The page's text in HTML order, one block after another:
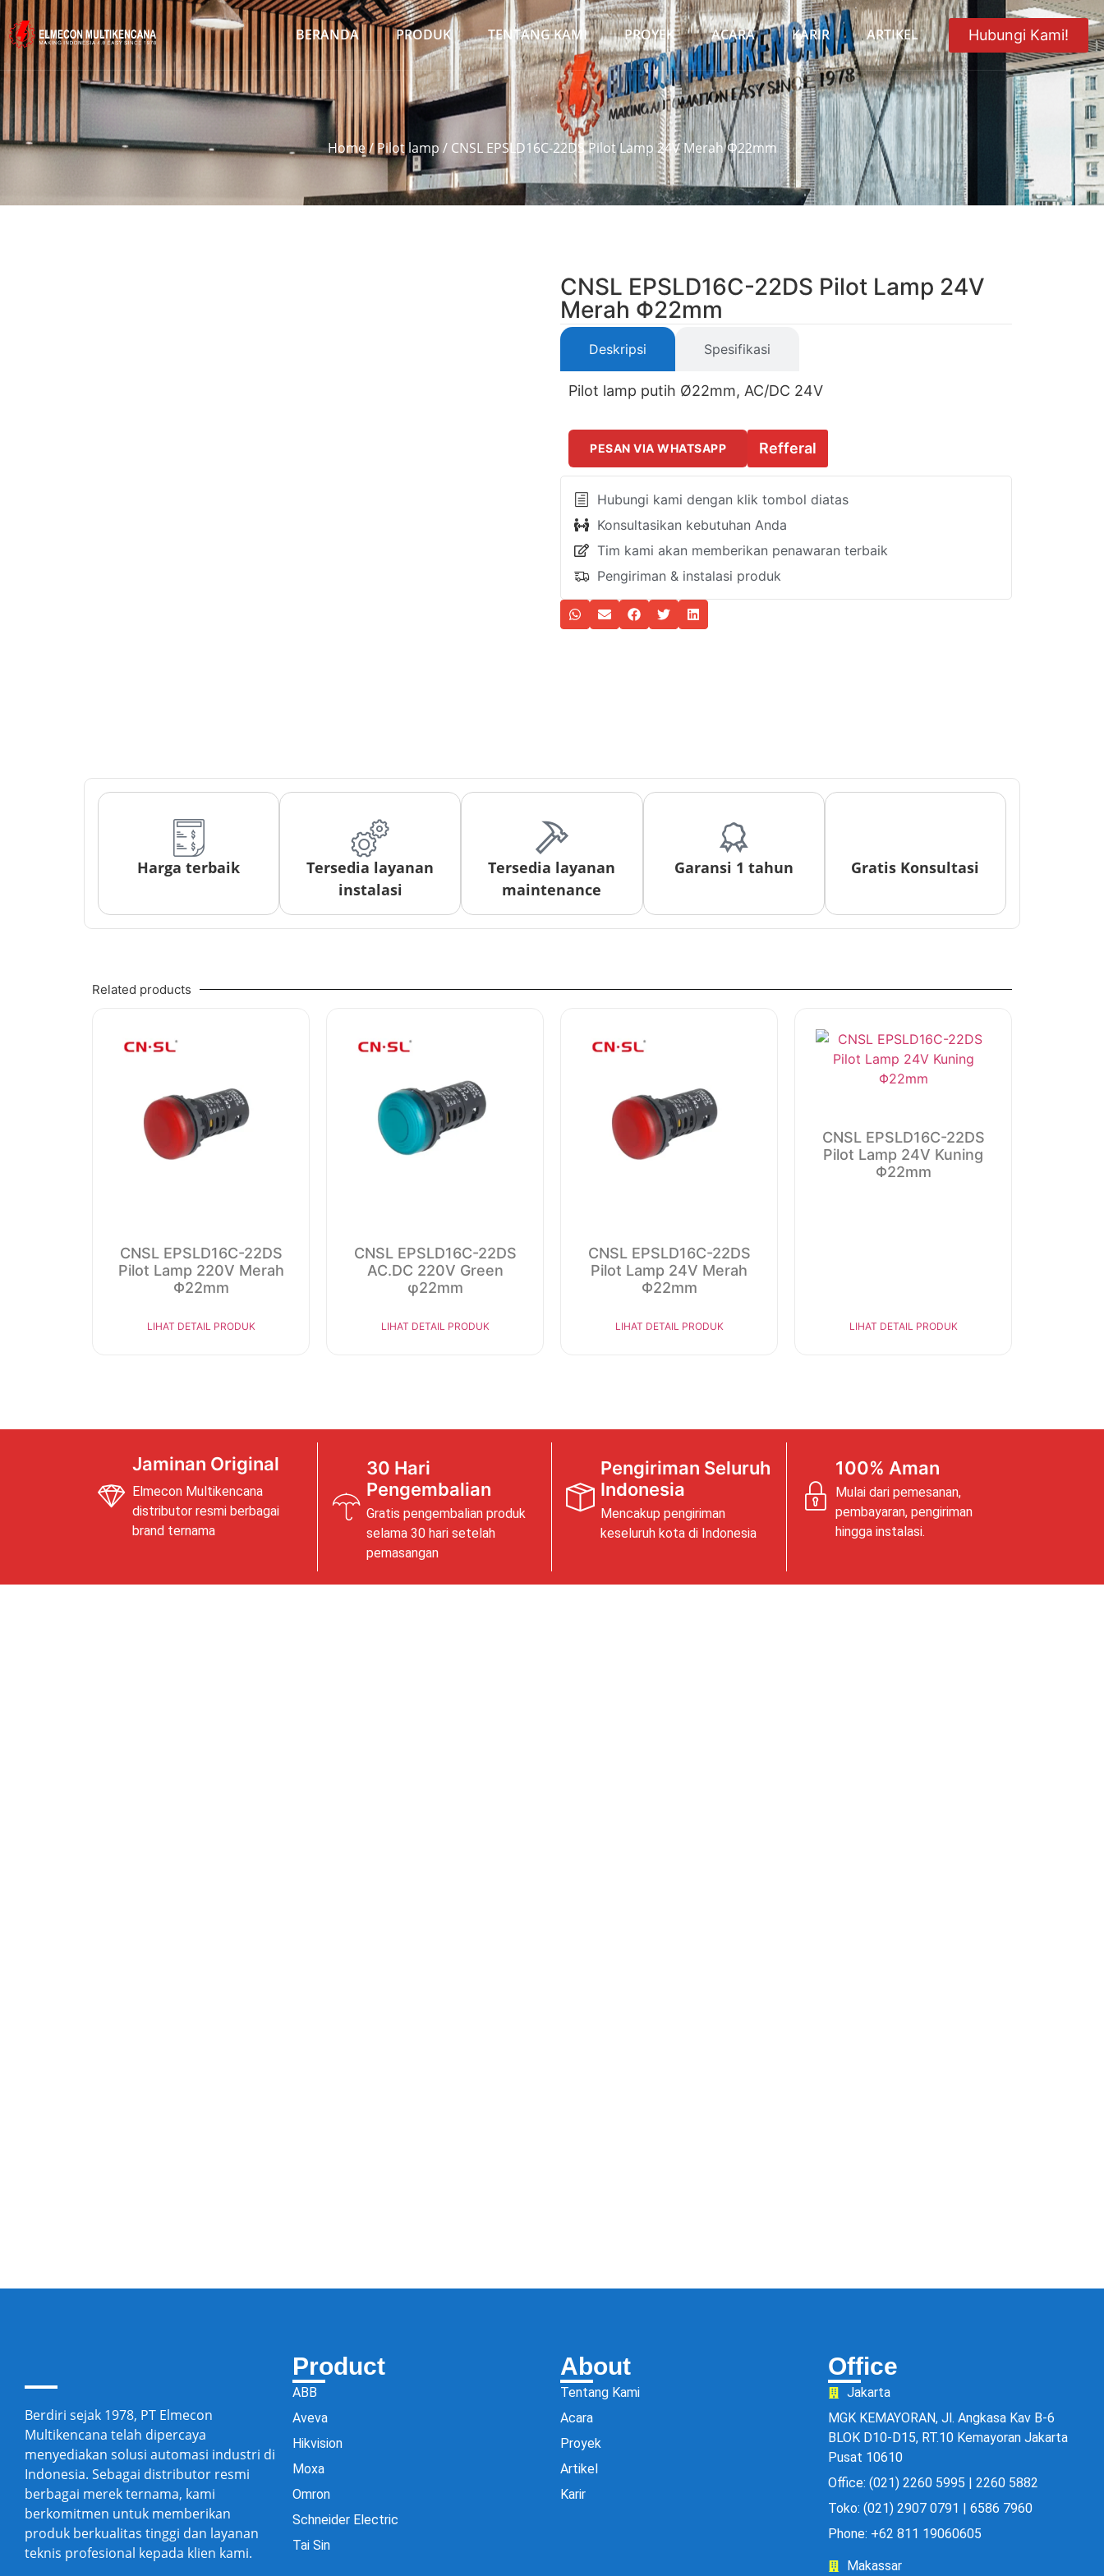
BERANDA PRODUK TENTANG KAMI PROYEK ACARA KARIR ARTIKEL Hubungi Kami!
Home/ Pilot lamp / CNSL EPSLD16C-22DS Pilot Lamp 24V Merah Φ22mm
CNSL EPSLD16C-22DS Pilot Lamp 24V
Merah Φ22mm
Deskripsi Spesifikasi
Pilot lamp putih Ø22mm, AC/DC 24V
PESAN VIA WHATSAPP Refferal
Hubungi kami dengan klik tombol diatas
Konsultasikan kebutuhan Anda
Tim kami akan memberikan penawaran terbaik
Pengiriman & instalasi produk
Harga terbaik
Tersedia layanan
instalasi
Tersedia layanan
maintenance
Garansi 1 tahun Gratis Konsultasi
Related products
CNSL EPSLD16C-22DS
Pilot Lamp 220V Merah
Φ22mm
LIHAT DETAIL PRODUK
CNSL EPSLD16C-22DS
AC.DC 220V Green
φ22mm
LIHAT DETAIL PRODUK
CNSL EPSLD16C-22DS
Pilot Lamp 24V Merah
Φ22mm
LIHAT DETAIL PRODUK
CNSL EPSLD16C-22DS
Pilot Lamp 24V Kuning
Φ22mm
LIHAT DETAIL PRODUK
Jaminan Original
Elmecon Multikencana
distributor resmi berbagai
brand ternama
30 Hari
Pengembalian
Gratis pengembalian produk
selama 30 hari setelah
pemasangan
Pengiriman Seluruh
Indonesia
Mencakup pengiriman
keseluruh kota di Indonesia
100% Aman
Mulai dari pemesanan,
pembayaran, pengiriman
hingga instalasi.
Berdiri sejak 1978, PT Elmecon
Multikencana telah dipercaya
menyediakan solusi automasi industri di
Indonesia. Sebagai distributor resmi
berbagai merek ternama, kami
berkomitmen untuk memberikan
produk berkualitas tinggi dan layanan
teknis profesional kepada klien kami.
Product
ABB
Aveva
Hikvision
Moxa
Omron
Schneider Electric
Tai Sin
About
Tentang Kami
Acara
Proyek
Artikel
Karir
Office
Jakarta
MGK KEMAYORAN, Jl. Angkasa Kav B-6
BLOK D10-D15, RT.10 Kemayoran Jakarta
Pusat 10610
Office: (021) 2260 5995 | 2260 5882
Toko: (021) 2907 0791 | 6586 7960
Phone: +62 811 19060605
Makassar